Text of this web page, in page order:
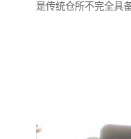
是传统仓所不完全具